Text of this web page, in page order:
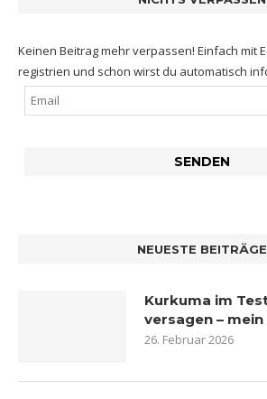
Keinen Beitrag mehr verpassen! Einfach mit
registrien und schon wirst du automatisch
NEUESTE BEITRÄGE
Kurkuma im
versagen –
26. Februar 2026